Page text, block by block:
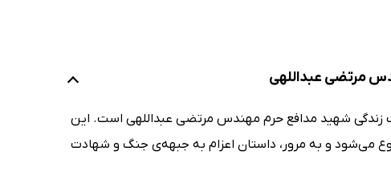
مرتضی عبداللهی
زندگی شهید مدافع حرم مهندس مرتضی عبداللهی است. این
می‌شود و به مرور، داستان اعزام به جبهه‌ی جنگ و شهادت